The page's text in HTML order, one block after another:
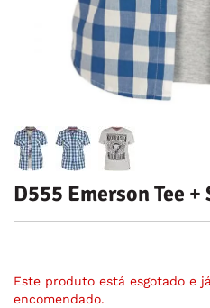
D555 Emerson Tee
Este produto está esgotado e
encomendado.